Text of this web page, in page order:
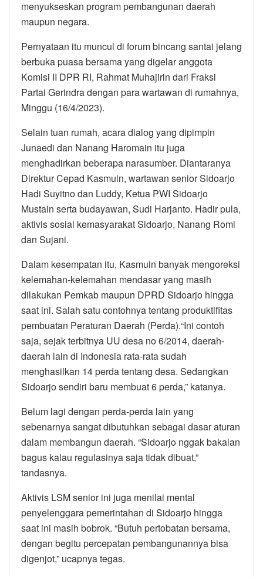
menyukseskan program pembangunan daerah
maupun negara.
Pernyataan itu muncul di forum bincang santai jelang
berbuka puasa bersama yang digelar anggota
Komisi II DPR RI, Rahmat Muhajirin dari Fraksi
Partai Gerindra dengan para wartawan di rumahnya,
Minggu (16/4/2023).
Selain tuan rumah, acara dialog yang dipimpin
Junaedi dan Nanang Haromain itu juga
menghadirkan beberapa narasumber. Diantaranya
Direktur Cepad Kasmuin, wartawan senior Sidoarjo
Hadi Suyitno dan Luddy, Ketua PWI Sidoarjo
Mustain serta budayawan, Sudi Harjanto. Hadir pula,
aktivis sosial kemasyarakat Sidoarjo, Nanang Romi
dan Sujani.
Dalam kesempatan itu, Kasmuin banyak mengoreksi
kelemahan-kelemahan mendasar yang masih
dilakukan Pemkab maupun DPRD Sidoarjo hingga
saat ini. Salah satu contohnya tentang produktifitas
pembuatan Peraturan Daerah (Perda).“Ini contoh
saja, sejak terbitnya UU desa no 6/2014, daerah-
daerah lain di Indonesia rata-rata sudah
menghasilkan 14 perda tentang desa. Sedangkan
Sidoarjo sendiri baru membuat 6 perda,” katanya.
Belum lagi dengan perda-perda lain yang
sebenarnya sangat dibutuhkan sebagai dasar aturan
dalam membangun daerah. “Sidoarjo nggak bakalan
bagus kalau regulasinya saja tidak dibuat,”
tandasnya.
Aktivis LSM senior ini juga menilai mental
penyelenggara pemerintahan di Sidoarjo hingga
saat ini masih bobrok. “Butuh pertobatan bersama,
dengan begitu percepatan pembangunannya bisa
digenjot,” ucapnya tegas.